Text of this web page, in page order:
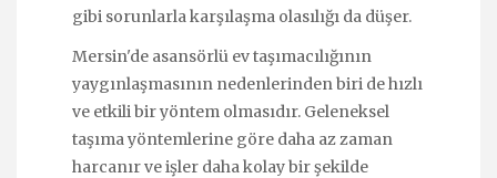
gibi sorunlarla karşılaşma olasılığı da düşer.
Mersin'de asansörlü ev taşımacılığının
yaygınlaşmasının nedenlerinden biri de hızlı
ve etkili bir yöntem olmasıdır. Geleneksel
taşıma yöntemlerine göre daha az zaman
harcanır ve işler daha kolay bir şekilde